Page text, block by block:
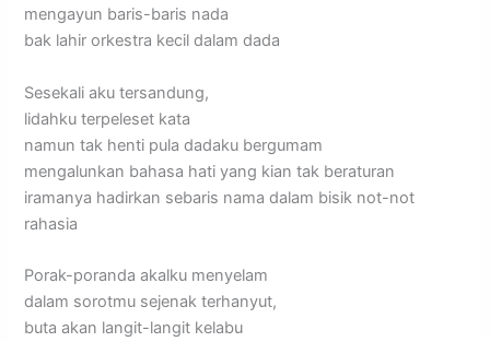
mengayun baris-baris nada
bak lahir orkestra kecil dalam dada
Sesekali aku tersandung,
lidahku terpeleset kata
namun tak henti pula dadaku bergumam
mengalunkan bahasa hati yang kian tak beraturan
iramanya hadirkan sebaris nama dalam bisik not-not
rahasia
Porak-poranda akalku menyelam
dalam sorotmu sejenak terhanyut,
buta akan langit-langit kelabu